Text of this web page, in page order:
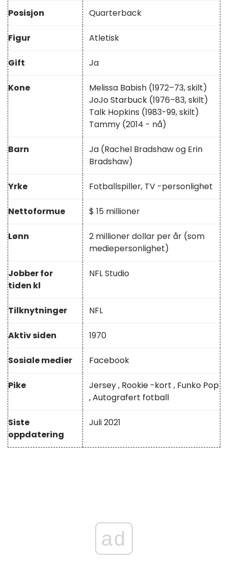
Posisjon Quarterback
Figur Atletisk
Gift Ja
Kone
Melissa Babish (1972–73, skilt)
JoJo Starbuck (1976–83, skilt)
Talk Hopkins (1983-99, skilt)
Tammy (2014 - nå)
Barn
Ja (Rachel Bradshaw og Erin
Bradshaw)
Yrke Fotballspiller, TV -personlighet
Nettoformue $ 15 millioner
Lønn
2 millioner dollar per år (som
mediepersonlighet)
Jobber for
tiden kl
NFL Studio
Tilknytninger NFL
Aktiv siden 1970
Sosiale medier Facebook
Pike Jersey, Rookie -kort , Funko Pop
,Autografert fotball
Siste
oppdatering
Juli 2021
ad